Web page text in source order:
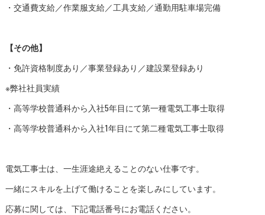
・交通費支給／作業服支給／工具支給／通勤用駐車場完備
【その他】
・免許資格制度あり／事業登録あり／建設業登録あり
※弊社社員実績
・高等学校普通科から入社5年目にて第一種電気工事士取得
・高等学校普通科から入社1年目にて第二種電気工事士取得
電気工事士は、一生涯途絶えることのない仕事です。
一緒にスキルを上げて働けることを楽しみにしています。
応募に関しては、下記電話番号にお電話ください。